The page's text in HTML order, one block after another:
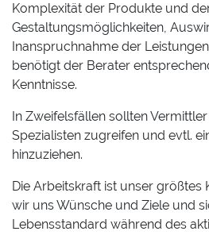
Komplexität der Produkte und
Gestaltungsmöglichkeiten,
Inanspruchnahme der
benötigt der Berater
Kenntnisse.
In Zweifelsfällen sollten
Spezialisten zugreifen und evtl.
hinzuziehen.
Die Arbeitskraft ist unser größtes
wir uns Wünsche und Ziele und
Lebensstandard während des